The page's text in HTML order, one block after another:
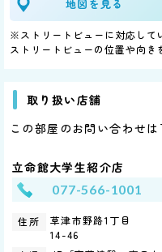
地図を見る
※ストリートビューに対応して
ストリートビューの位置や向き
取り扱い店舗
この部屋のお問い合わせ
立命館大学生紹介店
077-566-1001
住所
草津市野路1丁目
14-46